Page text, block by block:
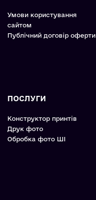
Умови користування
сайтом
Публічний договір оферти
ПОСЛУГИ
Конструктор принтів
Друк фото
Обробка фото ШІ